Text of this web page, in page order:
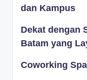
dan Kampus
Dekat dengan
Batam yang
Coworking